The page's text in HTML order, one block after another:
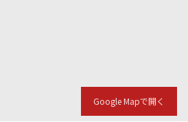
Google Mapで開く